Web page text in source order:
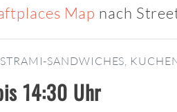
Map nach
SANDWICHES,
14:30 Uhr